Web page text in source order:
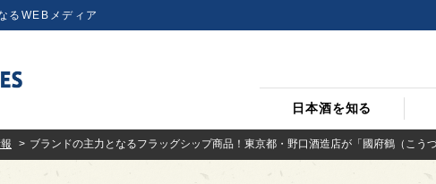
るWEBメディア
日本酒を知る
ブランドの主力となるフラッグシップ商品！東京都・野口酒造店が「國府鶴（こう